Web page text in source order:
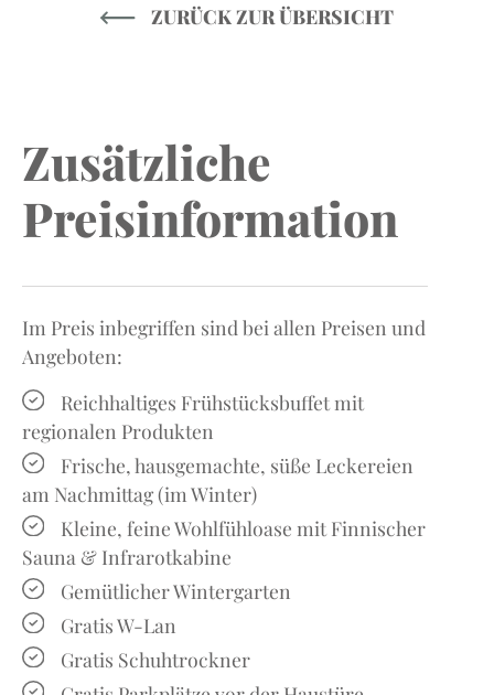
ZURÜCK ZUR ÜBERSICHT
Zusätzliche
Preisinformation
Im Preis inbegriffen sind bei allen Preisen und
Angeboten:
Reichhaltiges Frühstücksbuffet mit
regionalen Produkten
Frische, hausgemachte, süße Leckereien
am Nachmittag (im Winter)
Kleine, feine Wohlfühloase mit Finnischer
Sauna & Infrarotkabine
Gemütlicher Wintergarten
Gratis W-Lan
Gratis Schuhtrockner